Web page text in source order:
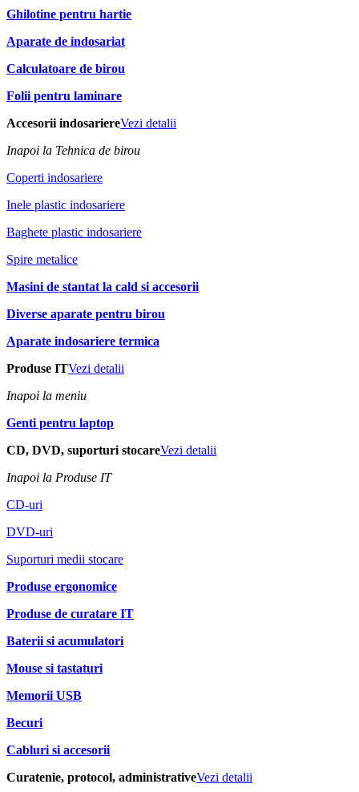
Ghilotine pentru hartie
Aparate de indosariat
Calculatoare de birou
Folii pentru laminare
Accesorii indosariereVezi detalii
Inapoi la Tehnica de birou
Coperti indosariere
Inele plastic indosariere
Baghete plastic indosariere
Spire metalice
Masini de stantat la cald si accesorii
Diverse aparate pentru birou
Aparate indosariere termica
Produse ITVezi detalii
Inapoi la meniu
Genti pentru laptop
CD, DVD, suporturi stocareVezi detalii
Inapoi la Produse IT
CD-uri
DVD-uri
Suporturi medii stocare
Produse ergonomice
Produse de curatare IT
Baterii si acumulatori
Mouse si tastaturi
Memorii USB
Becuri
Cabluri si accesorii
Curatenie, protocol, administrativeVezi detalii